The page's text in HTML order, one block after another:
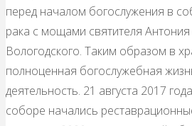
перед началом богослужения в
рака с мощами святителя
Вологодского. Таким образом в
полноценная богослужебная
деятельность. 21 августа 2017
соборе начались